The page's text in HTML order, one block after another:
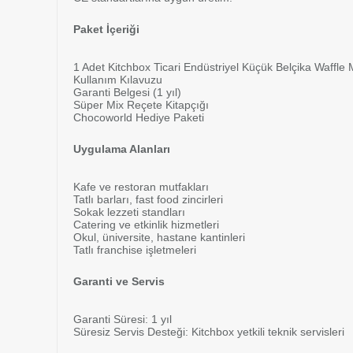
Paket İçeriği
1 Adet Kitchbox Ticari Endüstriyel Küçük Belçika Waffle
Kullanım Kılavuzu
Garanti Belgesi (1 yıl)
Süper Mix Reçete Kitapçığı
Chocoworld Hediye Paketi
Uygulama Alanları
Kafe ve restoran mutfakları
Tatlı barları, fast food zincirleri
Sokak lezzeti standları
Catering ve etkinlik hizmetleri
Okul, üniversite, hastane kantinleri
Tatlı franchise işletmeleri
Garanti ve Servis
Garanti Süresi: 1 yıl
Süresiz Servis Desteği: Kitchbox yetkili teknik servisleri